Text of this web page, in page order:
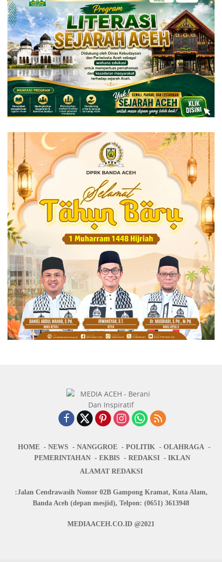
HOME NEWS NANGGROE POLITIK
OLAHRAGA
PEMERINTAHAN
EKBIS REDAKSI
IKLAN
ALAMAT REDAKSI
:Jalan Cendrawasih Nomor 02B Gampong Kramat, Kuta Alam,
Banda Aceh (depan mesjid), Telpon: (0651) 3613948
MEDIAACEH.CO.ID @2021